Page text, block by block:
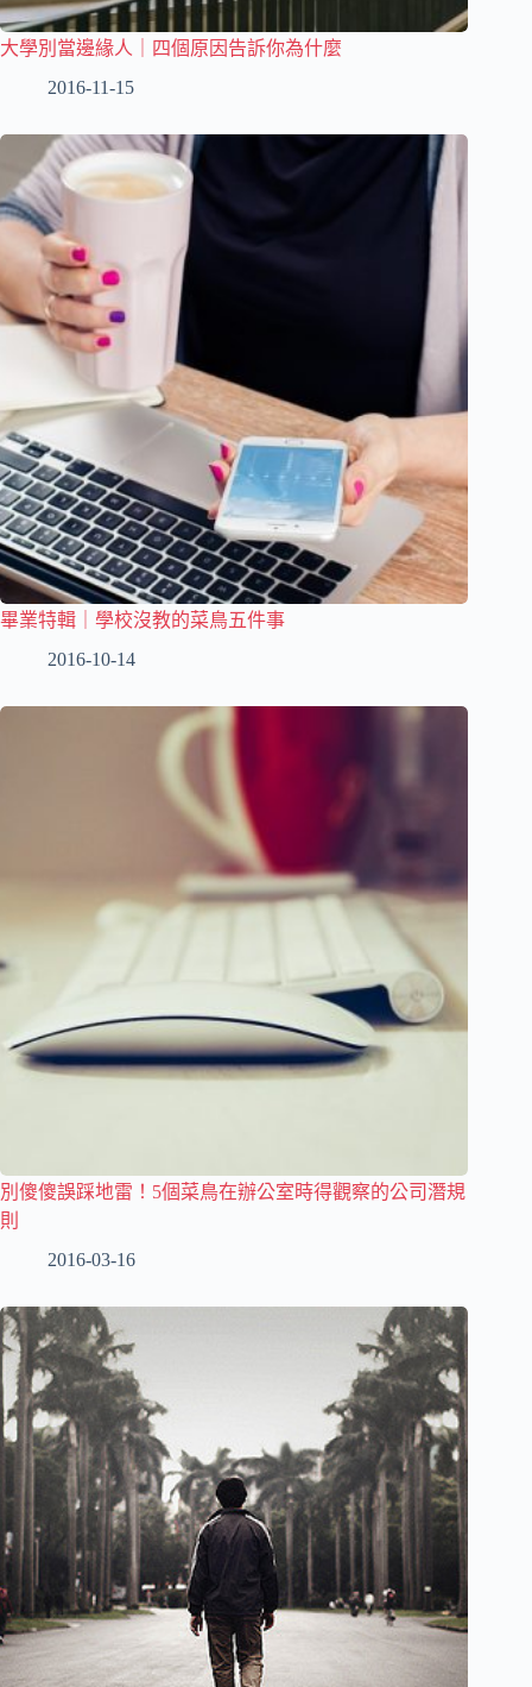
大學別當邊緣人｜四個原因告訴你為什麼
2016-11-15
畢業特輯｜學校沒教的菜鳥五件事
2016-10-14
別傻傻誤踩地雷！5個菜鳥在辦公室時得觀察的公司潛規
則
2016-03-16